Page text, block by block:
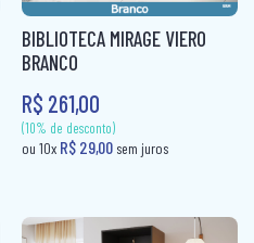
BIBLIOTECA MIRAGE VIERO
BRANCO
R$ 261,00